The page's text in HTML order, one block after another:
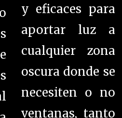
y eficaces para
aportar luz a
cualquier zona
oscura donde se
necesiten o no
ventanas, tanto